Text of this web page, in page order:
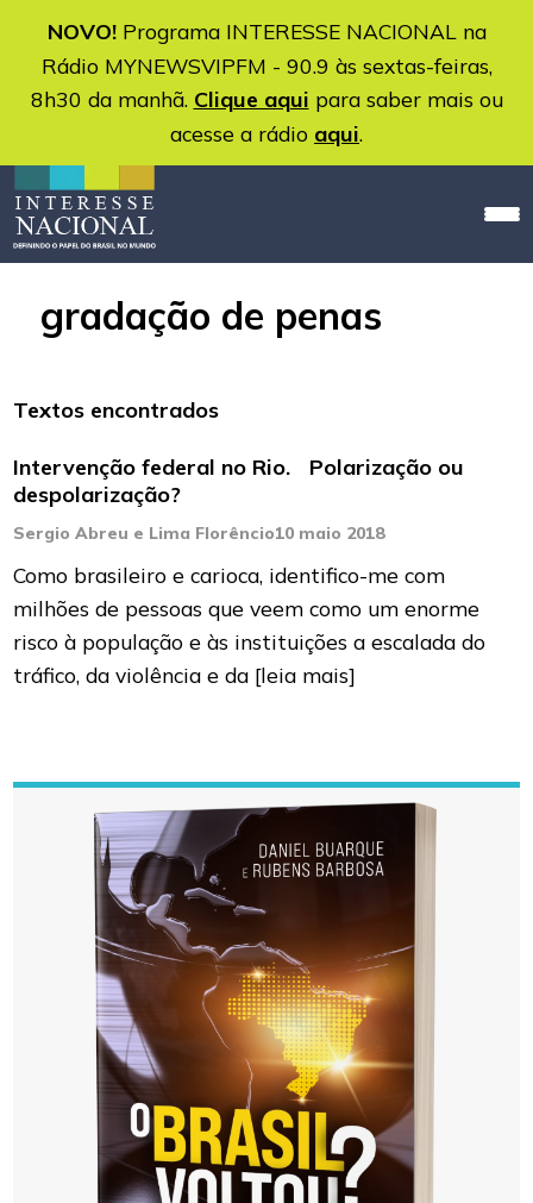
NOVO!Programa INTERESSE NACIONAL na
Rádio MYNEWSVIPFM - 90.9 às sextas-feiras,
8h30 da manhã. Clique aqui para saber mais ou
acesse a rádio aqui.
gradação de penas
Textos encontrados
Intervenção federal no Rio. Polarização ou
despolarização?
Sergio Abreu e Lima Florêncio10 maio 2018
Como brasileiro e carioca, identifico-me com
milhões de pessoas que veem como um enorme
risco à população e às instituições a escalada do
tráfico, da violência e da [leia mais]